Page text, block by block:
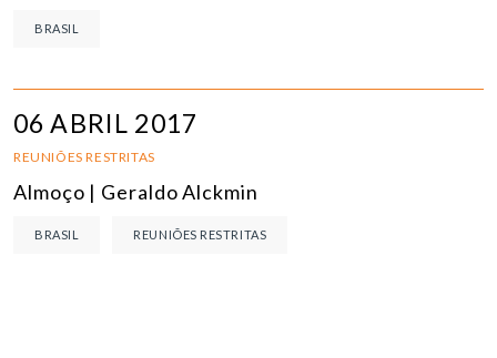
BRASIL
06 ABRIL 2017
REUNIÕES RESTRITAS
Almoço | Geraldo Alckmin
BRASIL REUNIÕES RESTRITAS